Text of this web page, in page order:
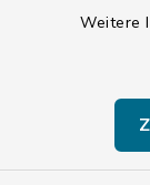
Weitere